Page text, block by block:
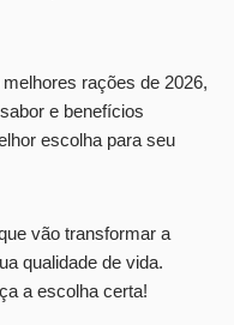
rações de 2026,
e benefícios
escolha para seu
vão transformar a
qualidade de vida.
a escolha certa!